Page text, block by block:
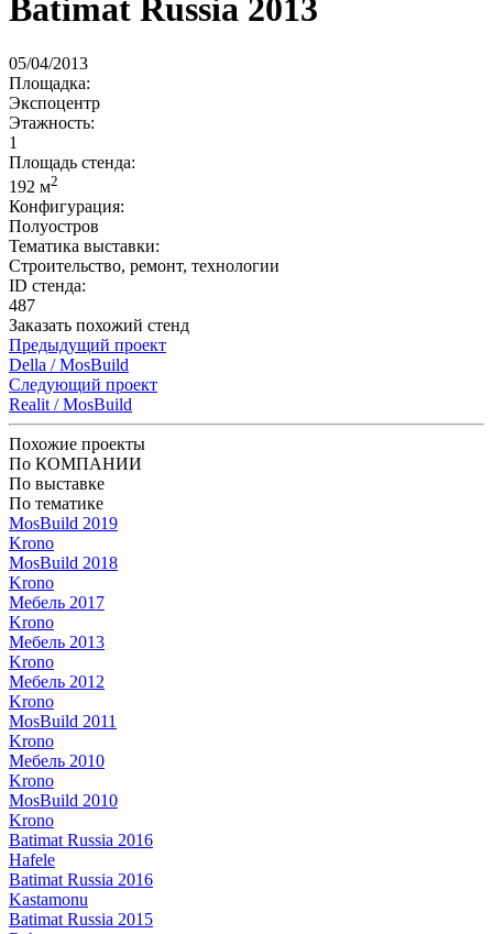
Batimat Russia 2013
05/04/2013
Площадка:
Экспоцентр
Этажность:
1
Площадь стенда:
192 м2
Конфигурация:
Полуостров
Тематика выставки:
Строительство, ремонт, технологии
ID стенда:
487
Заказать похожий стенд
Предыдущий проект
Della / MosBuild
Следующий проект
Realit / MosBuild
Похожие проекты
По КОМПАНИИ
По выставке
По тематике
MosBuild 2019
Krono
MosBuild 2018
Krono
Мебель 2017
Krono
Мебель 2013
Krono
Мебель 2012
Krono
MosBuild 2011
Krono
Мебель 2010
Krono
MosBuild 2010
Krono
Batimat Russia 2016
Hafele
Batimat Russia 2016
Kastamonu
Batimat Russia 2015